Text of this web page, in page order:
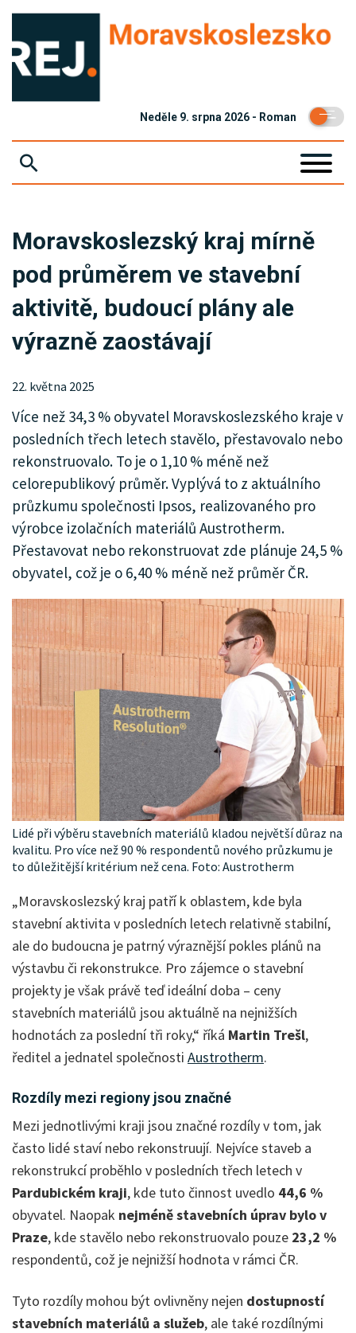
Neděle 9. srpna 2026 - Roman
KRIMI
EKONOMIKA
KULTURA
SPOLEČNOST
Moravskoslezský kraj mírně
pod průměrem ve stavební
aktivitě, budoucí plány ale
výrazně zaostávají
22. května 2025
Více než 34,3 % obyvatel Moravskoslezského kraje v
posledních třech letech stavělo, přestavovalo nebo
rekonstruovalo. To je o 1,10 % méně než
celorepublikový průměr. Vyplývá to z aktuálního
průzkumu společnosti Ipsos, realizovaného pro
výrobce izolačních materiálů Austrotherm.
Přestavovat nebo rekonstruovat zde plánuje 24,5 %
obyvatel, což je o 6,40 % méně než průměr ČR.
Lidé při výběru stavebních materiálů kladou největší důraz na
kvalitu. Pro více než 90 % respondentů nového průzkumu je
to důležitější kritérium než cena. Foto: Austrotherm
„Moravskoslezský kraj patří k oblastem, kde byla
stavební aktivita v posledních letech relativně stabilní,
ale do budoucna je patrný výraznější pokles plánů na
výstavbu či rekonstrukce. Pro zájemce o stavební
projekty je však právě teď ideální doba – ceny
stavebních materiálů jsou aktuálně na nejnižších
hodnotách za poslední tři roky,“ říká Martin Trešl,
ředitel a jednatel společnosti Austrotherm.
Rozdíly mezi regiony jsou značné
Mezi jednotlivými kraji jsou značné rozdíly v tom, jak
často lidé staví nebo rekonstruují. Nejvíce staveb a
rekonstrukcí proběhlo v posledních třech letech v
Pardubickém kraji, kde tuto činnost uvedlo 44,6 %
obyvatel. Naopak nejméně stavebních úprav bylo v
Praze, kde stavělo nebo rekonstruovalo pouze 23,2 %
respondentů, což je nejnižší hodnota v rámci ČR.
Tyto rozdíly mohou být ovlivněny nejen dostupností
stavebních materiálů a služeb, ale také rozdílnými